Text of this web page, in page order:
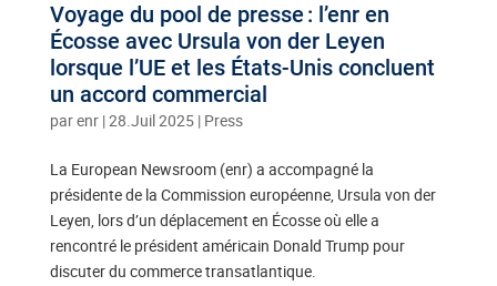
Voyage du pool de presse : l’enr en
Écosse avec Ursula von der Leyen
lorsque l’UE et les États-Unis concluent
un accord commercial
parenr|28.Juil 2025| Press
La European Newsroom (enr) a accompagné la
présidente de la Commission européenne, Ursula von der
Leyen, lors d’un déplacement en Écosse où elle a
rencontré le président américain Donald Trump pour
discuter du commerce transatlantique.